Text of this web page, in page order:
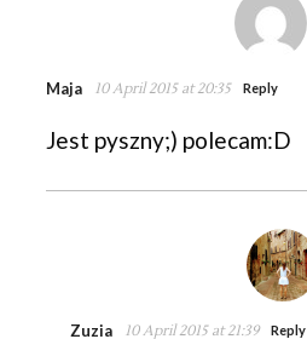
Maja 10 April 2015 at 20:35 Reply
Jest pyszny;) polecam:D
Zuzia 10 April 2015 at 21:39 Reply